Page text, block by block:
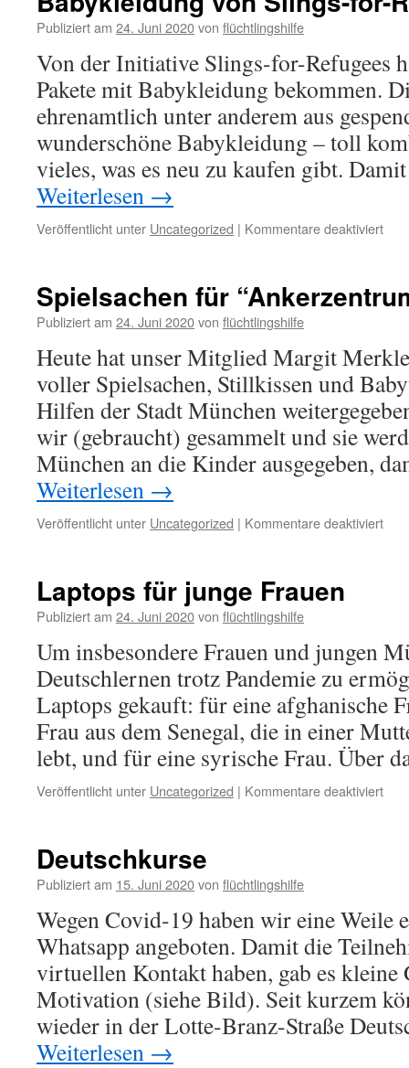
Publiziert am 24. Juni 2020von flüchtlingshilfe
Von der Initiative Slings-for-Refugees
Pakete mit Babykleidung bekommen.
ehrenamtlich unter anderem aus
wunderschöne Babykleidung – toll
vieles, was es neu zu kaufen gibt.
Weiterlesen →
Veröffentlicht unter Uncategorized | Kommentare deaktiviert
Spielsachen für
Publiziert am 24. Juni 2020von flüchtlingshilfe
Heute hat unser Mitglied Margit
voller Spielsachen, Stillkissen und
Hilfen der Stadt München
wir (gebraucht) gesammelt und sie
München an die Kinder ausgegeben,
Weiterlesen →
Veröffentlicht unter Uncategorized | Kommentare deaktiviert
Laptops für junge Frauen
Publiziert am 24. Juni 2020von flüchtlingshilfe
Um insbesondere Frauen und jungen
Deutschlernen trotz Pandemie zu
Laptops gekauft: für eine afghanische
Frau aus dem Senegal, die in einer
lebt, und für eine syrische Frau. Über
Veröffentlicht unter Uncategorized | Kommentare deaktiviert
Deutschkurse
Publiziert am 15. Juni 2020von flüchtlingshilfe
Wegen Covid-19 haben wir eine Weile
Whatsapp angeboten. Damit die
virtuellen Kontakt haben, gab es kleine
Motivation (siehe Bild). Seit kurzem
wieder in der Lotte-Branz-Straße
Weiterlesen →